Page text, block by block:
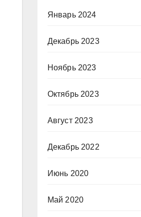
Январь 2024
Декабрь 2023
Ноябрь 2023
Октябрь 2023
Август 2023
Декабрь 2022
Июнь 2020
Май 2020